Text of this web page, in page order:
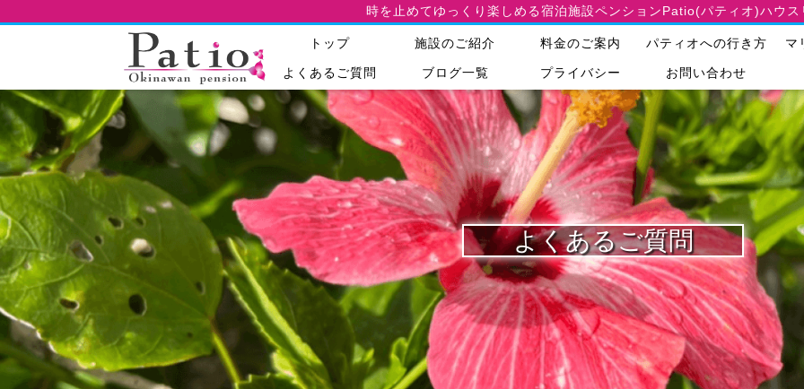
時を止めてゆっくり楽しめる宿泊施設ペンションPatio(パティオ)ハウス
トップ 施設のご紹介 料金のご案内 パティオへの行き方 マ
よくあるご質問 ブログ一覧 プライバシー お問い合わせ
よくあるご質問